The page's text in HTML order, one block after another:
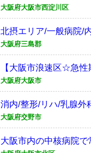
大阪府大阪市西淀川区
北摂エリア/一般病院/
大阪府三島郡
【大阪市浪速区☆急
大阪府大阪市
消内/整形/リハ/乳腺外
大阪府交野市
大阪市内の中核病院